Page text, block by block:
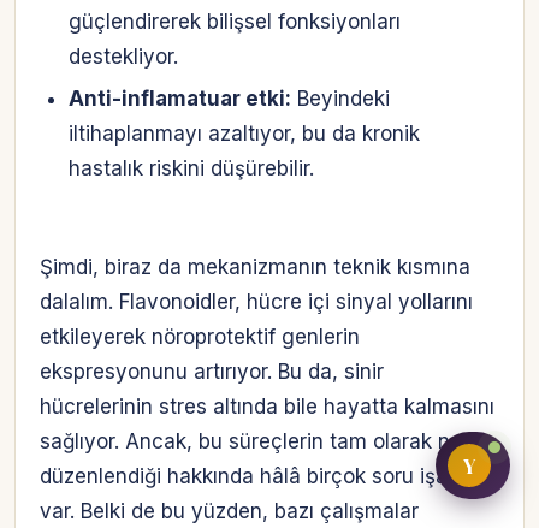
Bireysel müşteri hesabı
Üretici / çiftçi paneli
güçlendirerek bilişsel fonksiyonları
destekliyor.
Anti-inflamatuar etki: Beyindeki
iltihaplanmayı azaltıyor, bu da kronik
hastalık riskini düşürebilir.
Şimdi, biraz da mekanizmanın teknik kısmına
dalalım. Flavonoidler, hücre içi sinyal yollarını
etkileyerek nöroprotektif genlerin
ekspresyonunu artırıyor. Bu da, sinir
hücrelerinin stres altında bile hayatta kalmasını
sağlıyor. Ancak, bu süreçlerin tam olarak nasıl
düzenlendiği hakkında hâlâ birçok soru işareti
var. Belki de bu yüzden, bazı çalışmalar
Y